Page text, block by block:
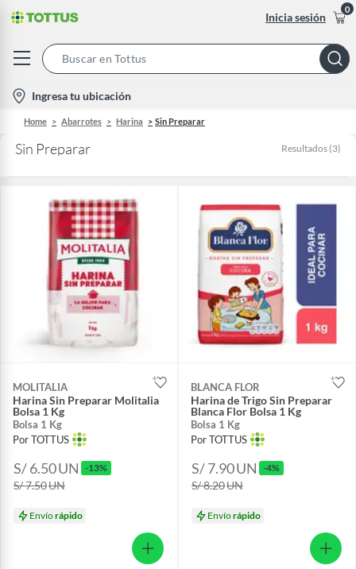
Inicia sesión
0
Bar
location-
icon
Ingresa tu ubicación
Home Abarrotes Harina Sin Preparar
Sin Preparar Resultados (3)
MOLITALIA
Harina Sin Preparar Molitalia
Bolsa 1 Kg
Bolsa 1 Kg
Por TOTTUS
S/ 6.50UN -13%
S/ 7.50UN
Envíorápido
BLANCA FLOR
Harina de Trigo Sin Preparar
Blanca Flor Bolsa 1 Kg
Bolsa 1 Kg
Por TOTTUS
S/ 7.90UN -4%
S/ 8.20UN
Envíorápido